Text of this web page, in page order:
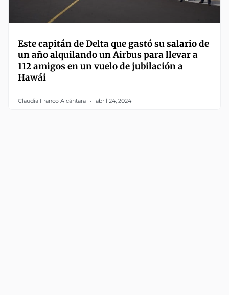
Este capitán de Delta que gastó su salario de
un año alquilando un Airbus para llevar a
112 amigos en un vuelo de jubilación a
Hawái
Claudia Franco Alcántara abril 24, 2024